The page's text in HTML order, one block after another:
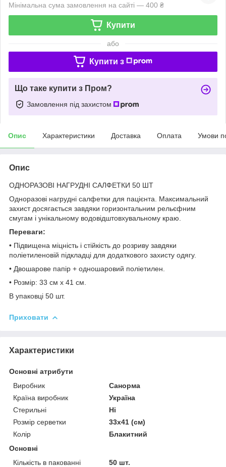
Мінімальна сума замовлення на сайті — 400 ₴
Купити
або
Купити з
Що таке купити з Пром?
Замовлення під захистом
Опис Характеристики Доставка Оплата Умови
Опис
ОДНОРАЗОВІ НАГРУДНІ САЛФЕТКИ 50 ШТ
Одноразові нагрудні салфетки для пацієнта. Максимальний
захист досягається завдяки горизонтальним рельєфним
смугам і унікальному водовідштовхувальному краю.
Переваги:
• Підвищена міцність і стійкість до розриву завдяки
поліетиленовій підкладці для додаткового захисту одягу.
• Двошарове папір + одношаровий поліетилен.
• Розмір: 33 см х 41 см.
В упаковці 50 шт.
Приховати
Характеристики
Основні атрибути
Виробник
Санорма
Країна виробник
Україна
Стерильні
Ні
Розмір серветки
33х41 (см)
Колір
Блакитний
Основні
Кількість в пакованні
50 шт.